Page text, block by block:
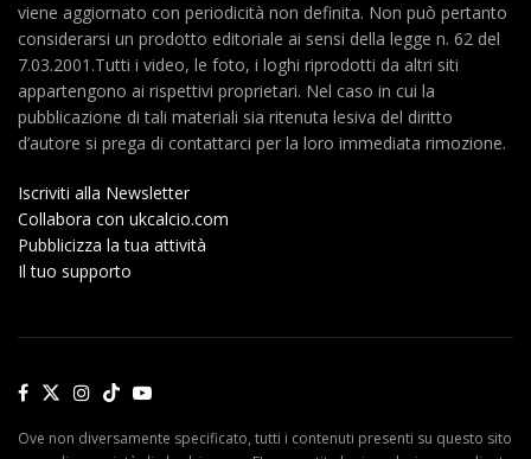
viene aggiornato con periodicità non definita. Non può pertanto
considerarsi un prodotto editoriale ai sensi della legge n. 62 del
7.03.2001.Tutti i video, le foto, i loghi riprodotti da altri siti
appartengono ai rispettivi proprietari. Nel caso in cui la
pubblicazione di tali materiali sia ritenuta lesiva del diritto
d’autore si prega di contattarci per la loro immediata rimozione.
Iscriviti alla Newsletter
Collabora con ukcalcio.com
Pubblicizza la tua attività
Il tuo supporto
Ove non diversamente specificato, tutti i contenuti presenti su questo sito